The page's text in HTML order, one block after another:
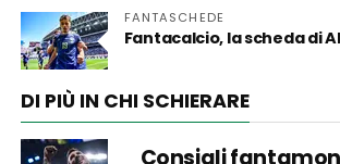
FANTASCHEDE
Fantacalcio, la scheda di
DI PIÙ IN CHI SCHIERARE